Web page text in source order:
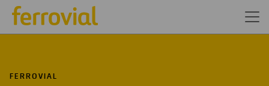
FERROVIAL